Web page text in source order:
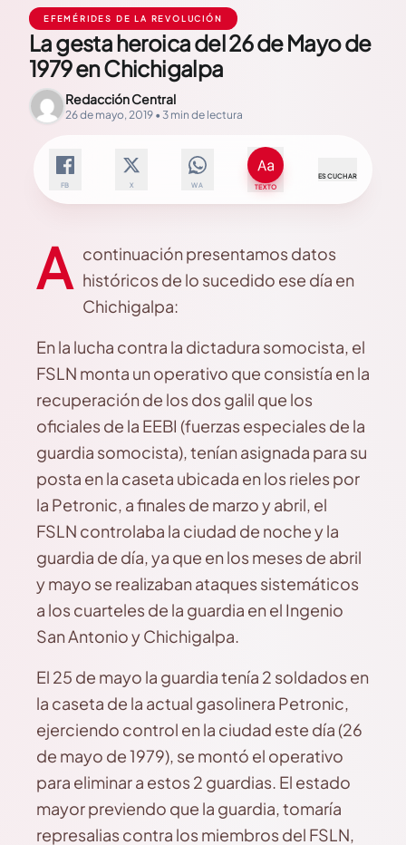
EFEMÉRIDES DE LA REVOLUCIÓN
La gesta heroica del 26 de Mayo de
1979 en Chichigalpa
Redacción Central
26 de mayo, 2019 • 3 min de lectura
FB X WA TEXTO
ESCUCHAR
A continuación presentamos datos
históricos de lo sucedido ese día en
Chichigalpa:
En la lucha contra la dictadura somocista, el
FSLN monta un operativo que consistía en la
recuperación de los dos galil que los
oficiales de la EEBI (fuerzas especiales de la
guardia somocista), tenían asignada para su
posta en la caseta ubicada en los rieles por
la Petronic, a finales de marzo y abril, el
FSLN controlaba la ciudad de noche y la
guardia de día, ya que en los meses de abril
y mayo se realizaban ataques sistemáticos
a los cuarteles de la guardia en el Ingenio
San Antonio y Chichigalpa.
El 25 de mayo la guardia tenía 2 soldados en
la caseta de la actual gasolinera Petronic,
ejerciendo control en la ciudad este día (26
de mayo de 1979), se montó el operativo
para eliminar a estos 2 guardias. El estado
mayor previendo que la guardia, tomaría
represalias contra los miembros del FSLN,